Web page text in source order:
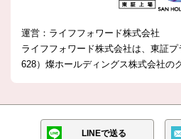
運営：ライフフォワード株式会社
ライフフォワード株式会社は、東証
628）燦ホールディングス株式会社の
LINEで送る